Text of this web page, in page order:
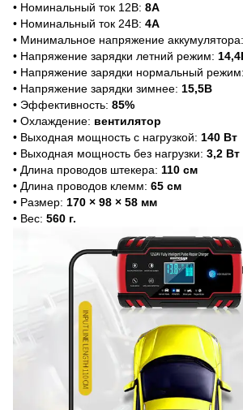
• Номинальный ток 12В: 8А
• Номинальный ток 24В: 4А
• Минимальное напряжение аккумулятора:
• Напряжение зарядки летний режим:
• Напряжение зарядки нормальный режим:
• Напряжение зарядки зимнее: 15,5В
• Эффективность: 85%
• Охлаждение: вентилятор
• Выходная мощность с нагрузкой: 140 Вт
• Выходная мощность без нагрузки: 3,2 Вт
• Длина проводов штекера: 110 см
• Длина проводов клемм: 65 см
• Размер: 170 × 98 × 58 мм
• Вес: 560 г.